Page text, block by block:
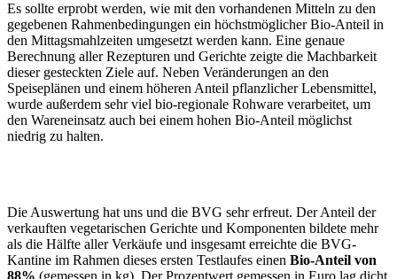
Es sollte erprobt werden, wie mit den vorhandenen Mitteln zu den
gegebenen Rahmenbedingungen ein höchstmöglicher Bio-Anteil in
den Mittagsmahlzeiten umgesetzt werden kann. Eine genaue
Berechnung aller Rezepturen und Gerichte zeigte die Machbarkeit
dieser gesteckten Ziele auf. Neben Veränderungen an den
Speiseplänen und einem höheren Anteil pflanzlicher Lebensmittel,
wurde außerdem sehr viel bio-regionale Rohware verarbeitet, um
den Wareneinsatz auch bei einem hohen Bio-Anteil möglichst
niedrig zu halten.
Die Auswertung hat uns und die BVG sehr erfreut. Der Anteil der
verkauften vegetarischen Gerichte und Komponenten bildete mehr
als die Hälfte aller Verkäufe und insgesamt erreichte die BVG-
Kantine im Rahmen dieses ersten Testlaufes einen Bio-Anteil von
88% (gemessen in kg). Der Prozentwert gemessen in Euro lag dicht